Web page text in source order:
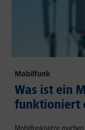
Mobilfunk
Was ist ein
funktioniert